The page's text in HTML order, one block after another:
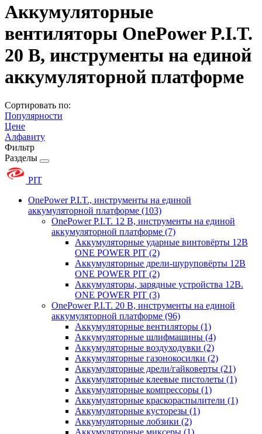
Аккумуляторные
вентиляторы OnePower P.I.T.
20 В, инструменты на единой
аккумуляторной платформе
Сортировать по:
Популярности
Цене
Алфавиту
Фильтр
Разделы
PIT
OnePower P.I.T., инструменты на единой
аккумуляторной платформе (103)
OnePower P.I.T. 12 В, инструменты на единой
аккумуляторной платформе (7)
Аккумуляторные ударные винтовёрты 12В
ONE POWER PIT (2)
Аккумуляторные дрели-шуруповёрты 12В
ONE POWER PIT (2)
Аккумуляторы, зарядные устройства 12В.
ONE POWER PIT (3)
OnePower P.I.T. 20 В, инструменты на единой
аккумуляторной платформе (96)
Аккумуляторные вентиляторы (1)
Аккумуляторные шлифмашины (4)
Аккумуляторные воздуходувки (2)
Аккумуляторные газонокосилки (2)
Аккумуляторные дрели/гайковерты (21)
Аккумуляторные клеевые пистолеты (1)
Аккумуляторные компрессоры (1)
Аккумуляторные краскораспылители (1)
Аккумуляторные кусторезы (1)
Аккумуляторные лобзики (2)